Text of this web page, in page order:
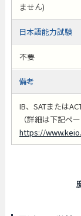
ません)
日本語能力試験
不要
備考
IB、SATまたは
（詳細は下記ペ
https://